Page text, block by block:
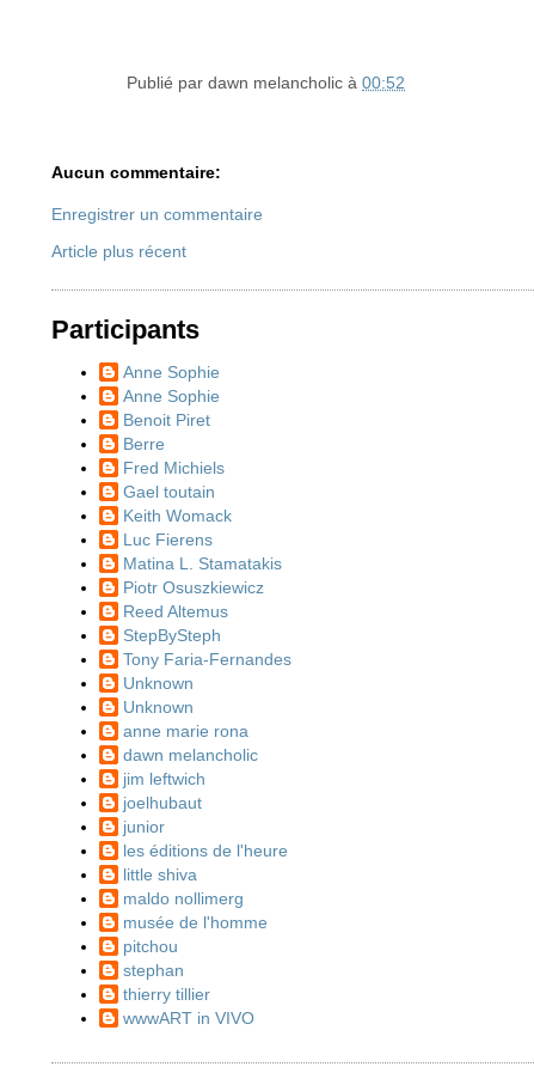
Publié pardawn melancholic à00:52
Aucun commentaire:
Enregistrer un commentaire
Article plus récent
Participants
Anne Sophie
Anne Sophie
Benoit Piret
Berre
Fred Michiels
Gael toutain
Keith Womack
Luc Fierens
Matina L. Stamatakis
Piotr Osuszkiewicz
Reed Altemus
StepBySteph
Tony Faria-Fernandes
Unknown
Unknown
anne marie rona
dawn melancholic
jim leftwich
joelhubaut
junior
les éditions de l'heure
little shiva
maldo nollimerg
musée de l'homme
pitchou
stephan
thierry tillier
wwwART in VIVO